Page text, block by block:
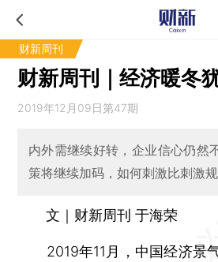
财新周刊
财新周刊｜经济暖冬
2019年12月09日第47期
内外需继续好转，企业信心仍然
策将继续加码，如何刺激比刺激
文｜财新周刊 于海荣
2019年11月，中国经济景